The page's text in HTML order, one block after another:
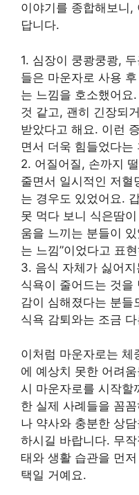
이야기를 종합해보니,
답니다.
1. 심장이 쿵쾅쿵쾅,
들은 마운자로 사용
는 느낌을 호소했어요
것 같고, 괜히 긴장되
받았다고 해요. 이런
면서 더욱 힘들었다는
2. 어질어질, 손까지
줄면서 일시적인 저혈
는 경우도 있었어요.
못 먹다 보니 식은땀
움을 느끼는 분들이
는 느낌”이었다고 표
3. 음식 자체가 싫어
식욕이 줄어드는 것을
감이 심해졌다는 분들
식욕 감퇴와는 조금
이처럼 마운자로는 체
에 예상치 못한 어려
시 마운자로를 시작할
한 실제 사례들을 꼼
나 약사와 충분한 상
하시길 바랍니다. 무
태와 생활 습관을 먼
택일 거예요.